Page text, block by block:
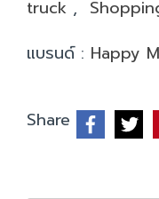
truck ,
แบรนด์ : Happy
Share